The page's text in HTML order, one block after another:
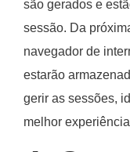
são gerados e
sessão. Da
navegador de
estarão
gerir as sessões,
melhor